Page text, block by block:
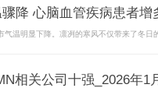
降 心脑血管疾病患者增
气温明显下降。凛冽的寒风不仅带来了冬日
相关公司十强_2026年1